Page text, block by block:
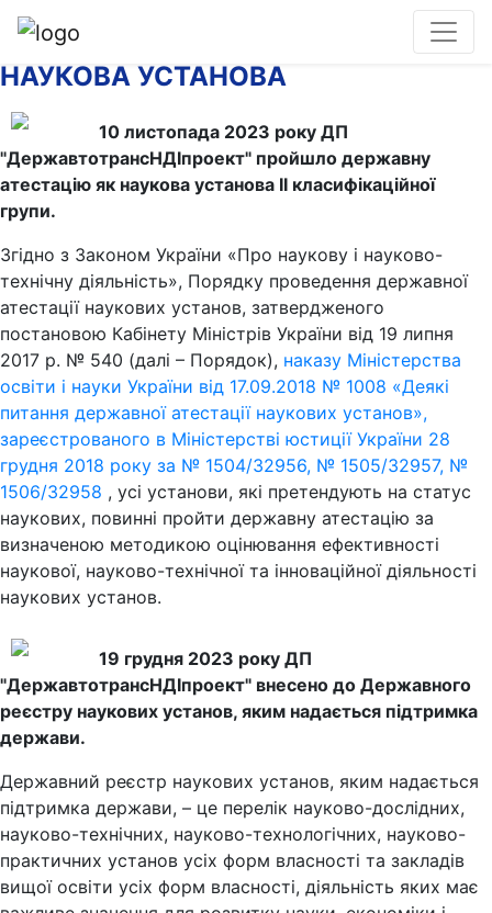
НАУКОВА УСТАНОВА
10 листопада 2023 року ДП
"ДержавтотрансНДІпроект" пройшло державну
атестацію як наукова установа ІІ класифікаційної
групи.
Згідно з Законом України «Про наукову і науково-
технічну діяльність», Порядку проведення державної
атестації наукових установ, затвердженого
постановою Кабінету Міністрів України від 19 липня
2017 р. № 540 (далі – Порядок), наказу Міністерства
освіти і науки України від 17.09.2018 № 1008 «Деякі
питання державної атестації наукових установ»,
зареєстрованого в Міністерстві юстиції України 28
грудня 2018 року за № 1504/32956, № 1505/32957, №
1506/32958 , усі установи, які претендують на статус
наукових, повинні пройти державну атестацію за
визначеною методикою оцінювання ефективності
наукової, науково-технічної та інноваційної діяльності
наукових установ.
19 грудня 2023 року ДП
"ДержавтотрансНДІпроект" внесено до Державного
реєстру наукових установ, яким надається підтримка
держави.
Державний реєстр наукових установ, яким надається
підтримка держави, – це перелік науково-дослідних,
науково-технічних, науково-технологічних, науково-
практичних установ усіх форм власності та закладів
вищої освіти усіх форм власності, діяльність яких має